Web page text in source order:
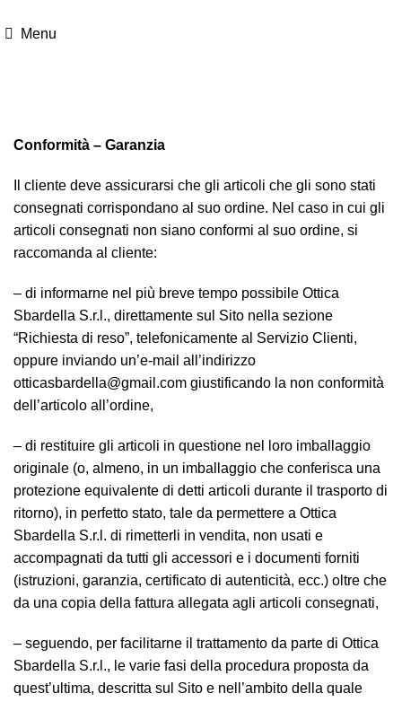
Menu
Conformità – Garanzia
Il cliente deve assicurarsi che gli articoli che gli sono stati
consegnati corrispondano al suo ordine. Nel caso in cui gli
articoli consegnati non siano conformi al suo ordine, si
raccomanda al cliente:
– di informarne nel più breve tempo possibile Ottica
Sbardella S.r.l., direttamente sul Sito nella sezione
“Richiesta di reso”, telefonicamente al Servizio Clienti,
oppure inviando un’e-mail all’indirizzo
otticasbardella@gmail.com giustificando la non conformità
dell’articolo all’ordine,
– di restituire gli articoli in questione nel loro imballaggio
originale (o, almeno, in un imballaggio che conferisca una
protezione equivalente di detti articoli durante il trasporto di
ritorno), in perfetto stato, tale da permettere a Ottica
Sbardella S.r.l. di rimetterli in vendita, non usati e
accompagnati da tutti gli accessori e i documenti forniti
(istruzioni, garanzia, certificato di autenticità, ecc.) oltre che
da una copia della fattura allegata agli articoli consegnati,
– seguendo, per facilitarne il trattamento da parte di Ottica
Sbardella S.r.l., le varie fasi della procedura proposta da
quest’ultima, descritta sul Sito e nell’ambito della quale